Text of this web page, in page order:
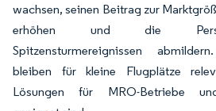
wachsen, seinen Beitrag zur
erhöhen und die
Spitzensturmereignissen
bleiben für kleine Flugplätze
Lösungen für MRO-Betriebe